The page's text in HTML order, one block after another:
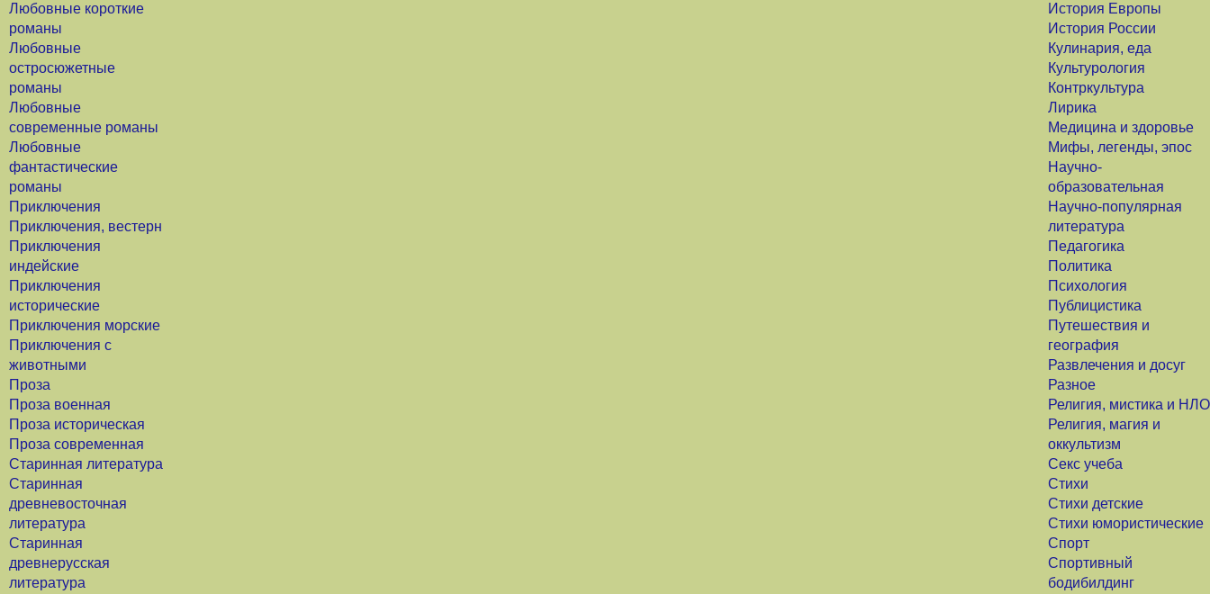
Любовные короткие
романы
Любовные
остросюжетные
романы
Любовные
современные романы
Любовные
фантастические
романы
Приключения
Приключения, вестерн
Приключения
индейские
Приключения
исторические
Приключения морские
Приключения с
животными
Проза
Проза военная
Проза историческая
Проза современная
Старинная литература
Старинная
древневосточная
литература
Старинная
древнерусская
литература
История Европы
История России
Кулинария, еда
Культурология
Контркультура
Лирика
Медицина и здоровье
Мифы, легенды, эпос
Научно-
образовательная
Научно-популярная
литература
Педагогика
Политика
Психология
Публицистика
Путешествия и
география
Развлечения и досуг
Разное
Религия, мистика и НЛО
Религия, магия и
оккультизм
Секс учеба
Стихи
Стихи детские
Стихи юмористические
Спорт
Спортивный
бодибилдинг